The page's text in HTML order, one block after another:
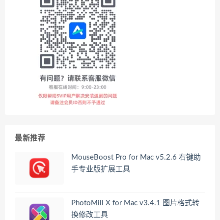
最新推荐
MouseBoost Pro for Mac v5.2.6 右键助
手专业版扩展工具
PhotoMill X for Mac v3.4.1 图片格式转
换修改工具